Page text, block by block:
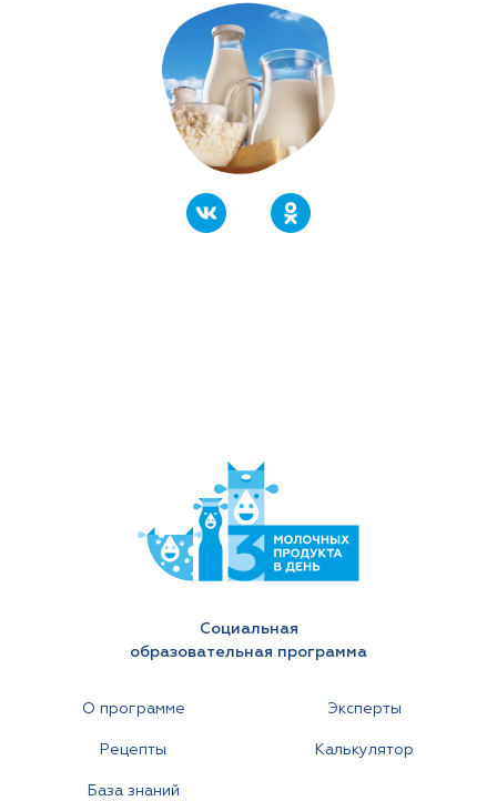
Социальная
образовательная программа
О программе
Рецепты
База знаний
Эксперты
Калькулятор